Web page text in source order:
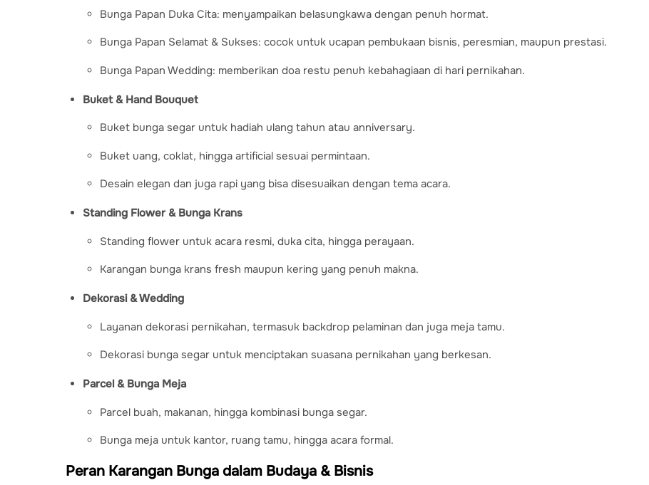
Bunga Papan Duka Cita: menyampaikan belasungkawa dengan penuh hormat.
Bunga Papan Selamat & Sukses: cocok untuk ucapan pembukaan bisnis, peresmian, maupun prestasi.
Bunga Papan Wedding: memberikan doa restu penuh kebahagiaan di hari pernikahan.
Buket & Hand Bouquet
Buket bunga segar untuk hadiah ulang tahun atau anniversary.
Buket uang, coklat, hingga artificial sesuai permintaan.
Desain elegan dan juga rapi yang bisa disesuaikan dengan tema acara.
Standing Flower & Bunga Krans
Standing flower untuk acara resmi, duka cita, hingga perayaan.
Karangan bunga krans fresh maupun kering yang penuh makna.
Dekorasi & Wedding
Layanan dekorasi pernikahan, termasuk backdrop pelaminan dan juga meja tamu.
Dekorasi bunga segar untuk menciptakan suasana pernikahan yang berkesan.
Parcel & Bunga Meja
Parcel buah, makanan, hingga kombinasi bunga segar.
Bunga meja untuk kantor, ruang tamu, hingga acara formal.
Peran Karangan Bunga dalam Budaya & Bisnis